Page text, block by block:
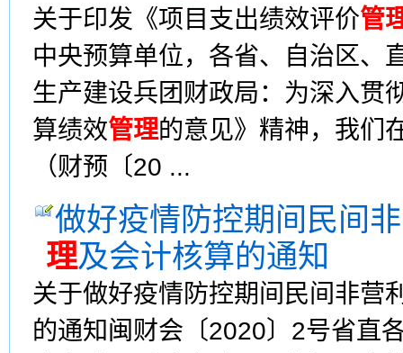
关于印发《项目支出绩效评价管
中央预算单位，各省、自治区、
生产建设兵团财政局：为深入贯
算绩效管理的意见》精神，我们
（财预〔20 ...
做好疫情防控期间民间
理及会计核算的通知
关于做好疫情防控期间民间非营
的通知闽财会〔2020〕2号省直